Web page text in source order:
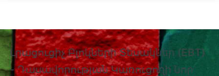
Լրացուցիչ Բլոկների Տեսակներ (EBT)
- Դասավորության Կառուցողի նոր